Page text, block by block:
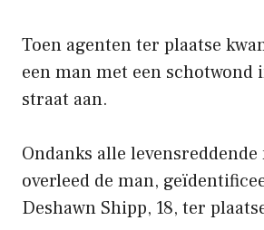
Toen agenten ter plaatse
een man met een schotwond
straat aan.
Ondanks alle
overleed de man,
Deshawn Shipp, 18, ter